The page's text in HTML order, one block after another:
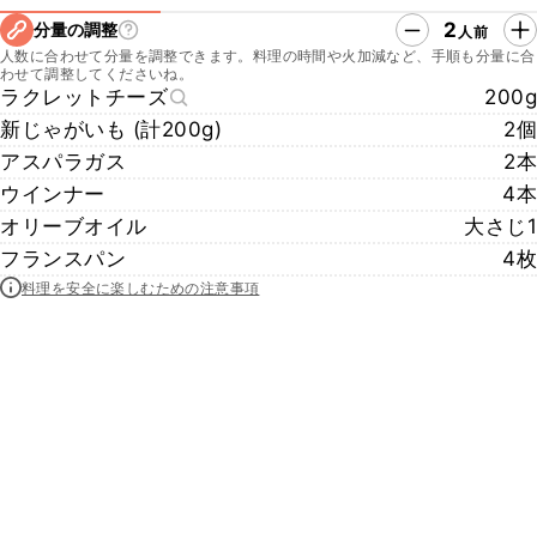
分量の調整 2 人前
人数に合わせて分量を調整できます。料理の時間や火加減など、手順も分量に合
わせて調整してくださいね。
ラクレットチーズ
200g
新じゃがいも (計200g)
2個
アスパラガス
2本
ウインナー
4本
オリーブオイル
大さじ1
フランスパン
4枚
料理を安全に楽しむための注意事項